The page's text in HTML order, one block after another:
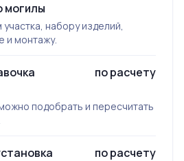
могилы
набору изделий,
и монтажу.
по расчету
подобрать и пересчитать
по расчету